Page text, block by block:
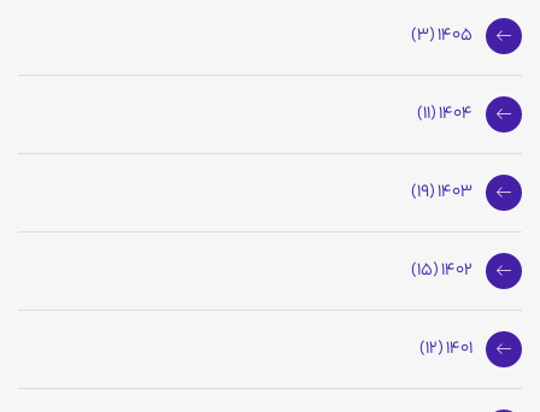
1405 (3)
1404 (11)
1403 (19)
1402 (15)
1401 (12)